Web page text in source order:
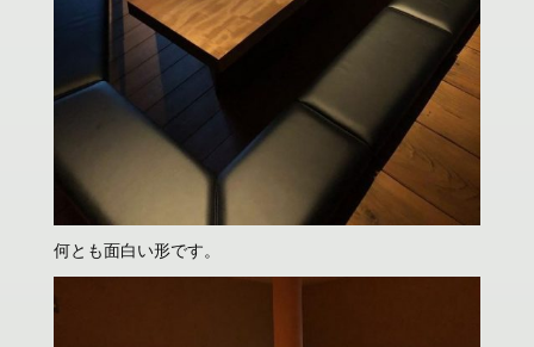
何とも面白い形です。